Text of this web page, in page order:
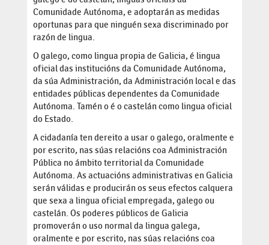
Comunidade Autónoma, e adoptarán as medidas
oportunas para que ninguén sexa discriminado por
razón de lingua.
O galego, como lingua propia de Galicia, é lingua
oficial das institucións da Comunidade Autónoma,
da súa Administración, da Administración local e das
entidades públicas dependentes da Comunidade
Autónoma. Tamén o é o castelán como lingua oficial
do Estado.
A cidadanía ten dereito a usar o galego, oralmente e
por escrito, nas súas relacións coa Administración
Pública no ámbito territorial da Comunidade
Autónoma. As actuacións administrativas en Galicia
serán válidas e producirán os seus efectos calquera
que sexa a lingua oficial empregada, galego ou
castelán. Os poderes públicos de Galicia
promoverán o uso normal da lingua galega,
oralmente e por escrito, nas súas relacións coa